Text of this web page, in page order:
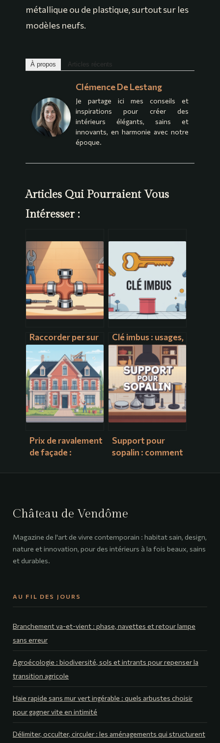
métallique ou de plastique, surtout sur les
modèles neufs.
À propos Articles récents
Clémence De Lestang
Je partage ici mes conseils et
inspirations pour créer des
intérieurs élégants, sains et
innovants, en harmonie avec notre
époque.
Articles Qui Pourraient Vous
Intéresser :
Raccorder per sur
cuivre : méthodes
fiables et erreurs à
éviter
Clé imbus : usages,
tailles et conseils
pour bien la choisir
Prix de ravalement
de façade :
maîtriser votre
Support pour
sopalin : comment
pratique et
Château de Vendôme
Magazine de l'art de vivre contemporain : habitat sain, design,
nature et innovation, pour des intérieurs à la fois beaux, sains
et durables.
AU FIL DES JOURS
Branchement va-et-vient : phase, navettes et retour lampe
sans erreur
Agroécologie : biodiversité, sols et intrants pour repenser la
transition agricole
Haie rapide sans mur vert ingérable : quels arbustes choisir
pour gagner vite en intimité
Délimiter, occulter, circuler : les aménagements qui structurent